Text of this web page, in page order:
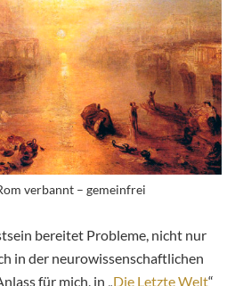
verbannt – gemeinfrei
bereitet Probleme, nicht nur
in der neurowissenschaftlichen
für mich, in „ Die Letzte Welt“